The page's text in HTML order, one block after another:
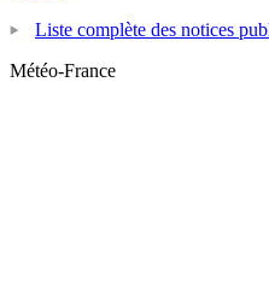
Liste complète des notices
Météo-France